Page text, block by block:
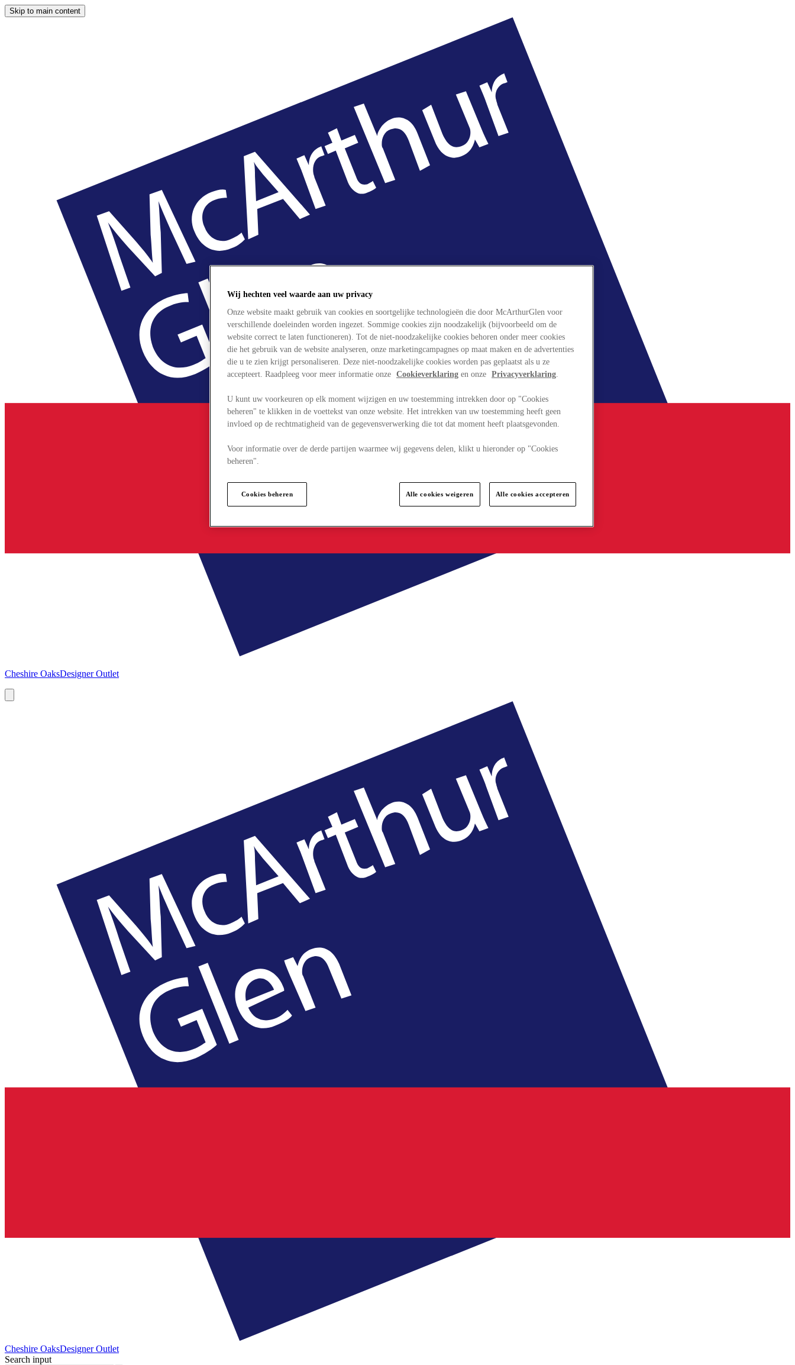
Skip to main content
Cheshire OaksDesigner Outlet
Cheshire OaksDesigner Outlet
Search input
Wij hechten veel waarde aan uw privacy
Onze website maakt gebruik van cookies en soortgelijke technologieën die door McArthurGlen voor
verschillende doeleinden worden ingezet. Sommige cookies zijn noodzakelijk (bijvoorbeeld om de
website correct te laten functioneren). Tot de niet-noodzakelijke cookies behoren onder meer cookies
die het gebruik van de website analyseren, onze marketingcampagnes op maat maken en de advertenties
die u te zien krijgt personaliseren. Deze niet-noodzakelijke cookies worden pas geplaatst als u ze
accepteert. Raadpleeg voor meer informatie onze Cookieverklaring en onze Privacyverklaring.
U kunt uw voorkeuren op elk moment wijzigen en uw toestemming intrekken door op "Cookies
beheren" te klikken in de voettekst van onze website. Het intrekken van uw toestemming heeft geen
invloed op de rechtmatigheid van de gegevensverwerking die tot dat moment heeft plaatsgevonden.
Voor informatie over de derde partijen waarmee wij gegevens delen, klikt u hieronder op "Cookies
beheren".
Cookies beheren Alle cookies weigeren Alle cookies accepteren